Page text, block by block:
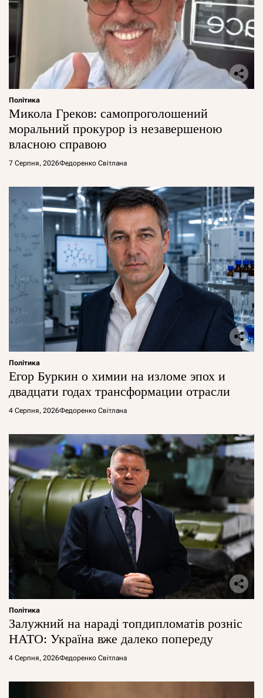
Політика
Микола Греков: самопроголошений
моральний прокурор із незавершеною
власною справою
7 Серпня, 2026Федоренко Світлана
Політика
Егор Буркин о химии на изломе эпох и
двадцати годах трансформации отрасли
4 Серпня, 2026Федоренко Світлана
Політика
Залужний на нараді топдипломатів розніс
НАТО: Україна вже далеко попереду
4 Серпня, 2026Федоренко Світлана